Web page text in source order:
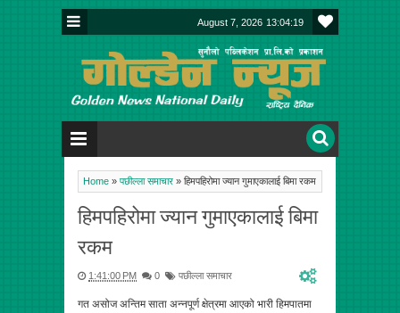
August 7, 2026 13:04:19
Home » पछील्ला समाचार » हिमपहिरोमा ज्यान गुमाएकालाई बिमा रकम
हिमपहिरोमा ज्यान गुमाएकालाई बिमा
रकम
1:41:00 PM 0 पछील्ला समाचार
गत असोज अन्तिम साता अन्नपूर्ण क्षेत्रमा आएको भारी हिमपातमा